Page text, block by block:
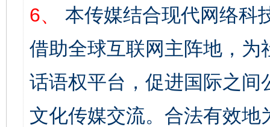
6、
本传媒结合现代网络科
借助全球互联网主阵地，
话语权平台，促进国际之
文化传媒交流。合法有效地
完善运行机制助力责任有效落实 一纸欠